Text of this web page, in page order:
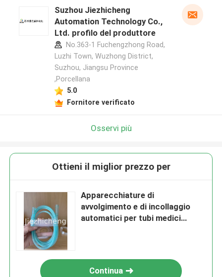
Suzhou Jiezhicheng
Automation Technology Co.,
Ltd. profilo del produttore
No.363-1 Fuchengzhong Road,
Luzhi Town, Wuzhong District,
Suzhou, Jiangsu Province
,Porcellana
5.0
Fornitore verificato
Osservi più
Ottieni il miglior prezzo per
Apparecchiature di
avvolgimento e di incollaggio
automatici per tubi medici
Continua